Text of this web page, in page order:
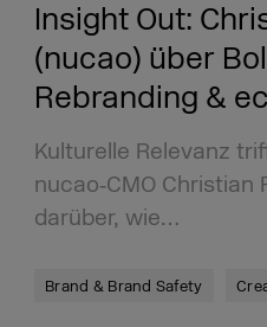
Insight Out:
(nucao) über
Rebranding &
Kulturelle Relevanz
nucao‑CMO Christian
darüber, wie…
Brand & Brand Safety